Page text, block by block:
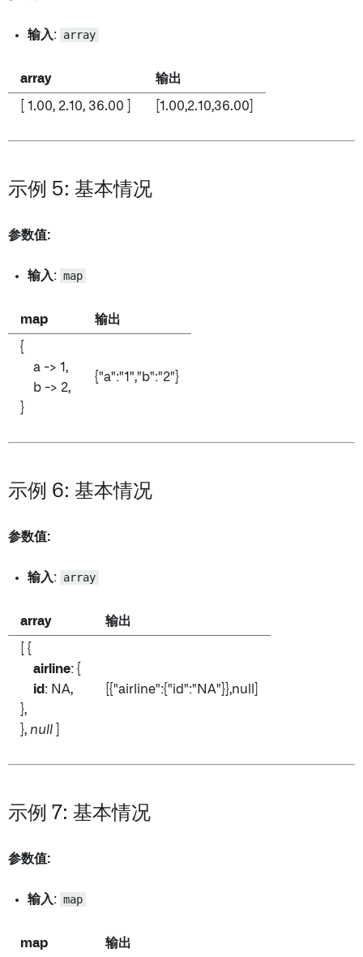
输入: array
array 输出
[ 1.00, 2.10, 36.00 ] [1.00,2.10,36.00]
示例 5: 基本情况
参数值:
输入: map
map 输出
{
a -> 1,
b -> 2,
}
{"a":"1","b":"2"}
示例 6: 基本情况
参数值:
输入: array
array 输出
[ {
airline: {
id : NA,
},
}, null
[{"airline":{"id":"NA"}},null]
示例 7: 基本情况
参数值:
输入: map
map 输出